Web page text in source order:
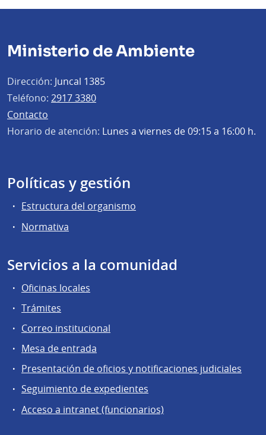
Ministerio de Ambiente
Dirección: Juncal 1385
Teléfono: 2917 3380
Contacto
Horario de atención: Lunes a viernes de 09:15 a 16:00 h.
Políticas y gestión
Estructura del organismo
Normativa
Servicios a la comunidad
Oficinas locales
Trámites
Correo institucional
Mesa de entrada
Presentación de oficios y notificaciones judiciales
Seguimiento de expedientes
Acceso a intranet (funcionarios)